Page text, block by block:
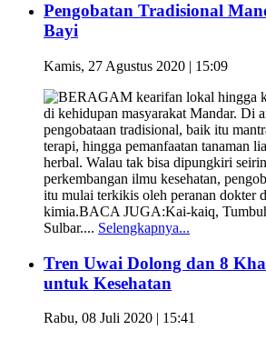
Pengobatan Tradisional
Bayi
Kamis, 27 Agustus 2020 | 15:09
BERAGAM kearifan lokal hingga
di kehidupan masyarakat Mandar. Di
pengobataan tradisional, baik itu
terapi, hingga pemanfaatan tanaman
herbal. Walau tak bisa dipungkiri
perkembangan ilmu kesehatan,
itu mulai terkikis oleh peranan dokter
kimia.BACA JUGA:Kai-kaiq,
Sulbar.... Selengkapnya...
Tren Uwai Dolong dan 8
untuk Kesehatan
Rabu, 08 Juli 2020 | 15:41